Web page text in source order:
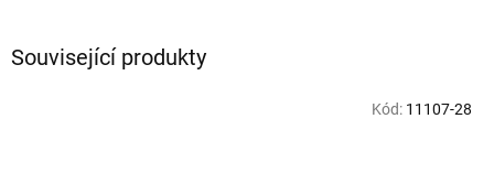
Související produkty
Kód: 11107-28